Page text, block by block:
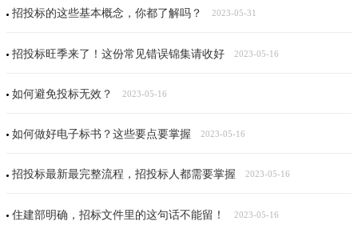
招投标的这些基本概念，你都了解吗？ 2023-05-31
招投标旺季来了！这份常见错误锦集请收好 2023-05-16
如何避免投标无效？ 2023-05-16
如何做好电子标书？这些要点要掌握 2023-05-16
招投标最新最完整流程，招投标人都需要掌握 2023-05-16
住建部明确，招标文件里的这句话不能留！ 2023-05-16